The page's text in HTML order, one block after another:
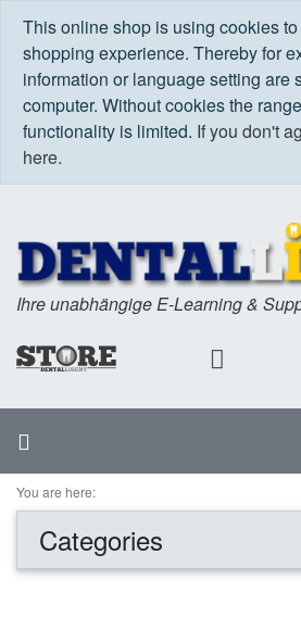
This online shop is using cookies
shopping experience. Thereby for
information or language setting are
computer. Without cookies the
functionality is limited. If you don't
here.
Ihre unabhängige E-Learning &
Menu
You are here:
Categories